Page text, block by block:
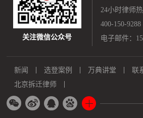
关注微信公众号
24小时律师
400-150-9288
电子邮件：
新闻 选登案例 万典讲堂 联
北京拆迁律师